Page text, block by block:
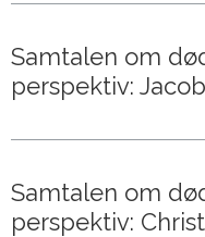
Samtalen om
perspektiv:
Samtalen om
perspektiv: